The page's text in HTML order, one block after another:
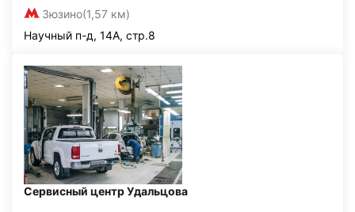
Зюзино(1,57 км)
Научный п-д, 14А, стр.8
Сервисный центр Удальцова